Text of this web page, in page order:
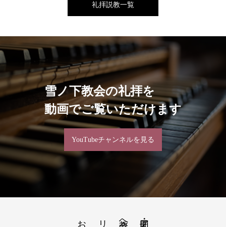
礼拝説教一覧
雪ノ下教会の礼拝を
動画でご覧いただけます
YouTubeチャンネルを見る